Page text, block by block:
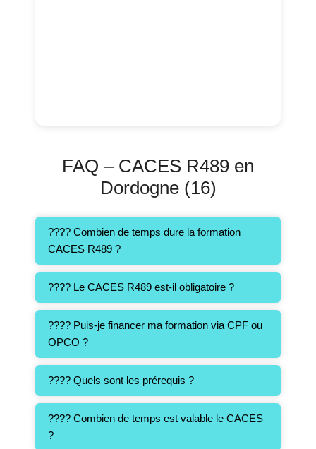
FAQ – CACES R489 en
Dordogne (16)
???? Combien de temps dure la formation
CACES R489 ?
???? Le CACES R489 est-il obligatoire ?
???? Puis-je financer ma formation via CPF ou
OPCO ?
???? Quels sont les prérequis ?
???? Combien de temps est valable le CACES
?